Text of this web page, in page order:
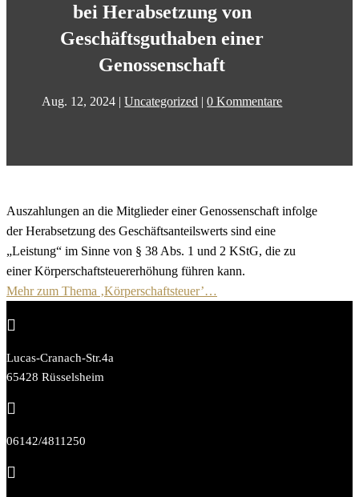
bei Herabsetzung von
Geschäftsguthaben einer
Genossenschaft
Aug. 12, 2024 |Uncategorized |0 Kommentare
Auszahlungen an die Mitglieder einer Genossenschaft infolge
der Herabsetzung des Geschäftsanteilswerts sind eine
„Leistung“ im Sinne von § 38 Abs. 1 und 2 KStG, die zu
einer Körperschaftsteuererhöhung führen kann.
Mehr zum Thema ‚Körperschaftsteuer’…

Lucas-Cranach-Str.4a
65428 Rüsselsheim

06142/4811250
